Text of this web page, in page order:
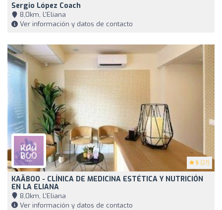
Sergio López Coach
8,0km, L'Eliana
Ver información y datos de contacto
5 (27)
KAÄBOO - CLÍNICA DE MEDICINA ESTÉTICA Y NUTRICIÓN
EN LA ELIANA
8,0km, L'Eliana
Ver información y datos de contacto